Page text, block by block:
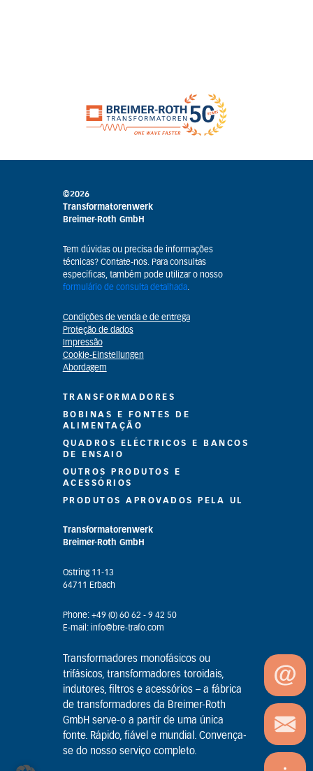
©2026
Transformatorenwerk
Breimer-Roth GmbH
Tem dúvidas ou precisa de informações
técnicas? Contate-nos. Para consultas
específicas, também pode utilizar o nosso
formulário de consulta detalhada.
Condições de venda e de entrega
Proteção de dados
Impressão
Cookie-Einstellungen
Abordagem
TRANSFORMADORES
BOBINAS E FONTES DE
ALIMENTAÇÃO
QUADROS ELÉCTRICOS E BANCOS
DE ENSAIO
OUTROS PRODUTOS E
ACESSÓRIOS
PRODUTOS APROVADOS PELA UL
Transformatorenwerk
Breimer-Roth GmbH
Ostring 11-13
64711 Erbach
Phone: +49 (0) 60 62 - 9 42 50
E-mail: info@bre-trafo.com
Transformadores monofásicos ou
trifásicos, transformadores toroidais,
indutores, filtros e acessórios – a fábrica
de transformadores da Breimer-Roth
GmbH serve-o a partir de uma única
fonte. Rápido, fiável e mundial. Convença-
se do nosso serviço completo.